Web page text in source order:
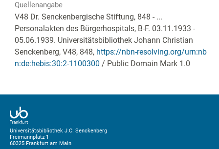
Quellenangabe
V48 Dr. Senckenbergische Stiftung, 848 - ...
Personalakten des Bürgerhospitals, B-F. 03.11.1933 -
05.06.1939. Universitätsbibliothek Johann Christian
Senckenberg, V48, 848, https://nbn-resolving.org/urn:nb
n:de:hebis:30:2-1100300 / Public Domain Mark 1.0
Universitätsbibliothek J.C. Senckenberg
Freimannplatz 1
60325 Frankfurt am Main